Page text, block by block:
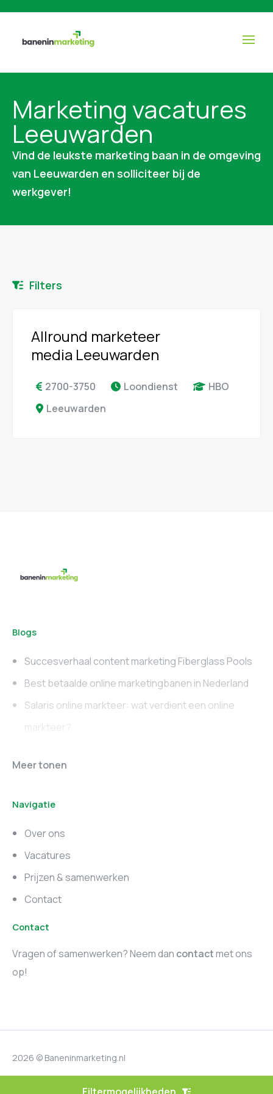
Marketing vacatures
Leeuwarden
Vind de leukste marketing baan in de omgeving
van Leeuwarden en solliciteer bij de
werkgever!
Filters
Allround marketeer
media Leeuwarden
2700-3750 Loondienst
HBO
Leeuwarden
Blogs
Succesverhaal content marketing Fiberglass Pools
Best betaalde online marketingbanen in Nederland
Salaris online markteer: wat verdient een online
markteer?
Online marketing
Marketing vacatures
Zuid-Holland
Marketing vacatures
Utrecht
Meer tonen
Navigatie
Over ons
Vacatures
Prijzen & samenwerken
Contact
Contact
Vragen of samenwerken? Neem dan contactmet ons
op!
2026 © Baneninmarketing.nl
Privacyverklaring